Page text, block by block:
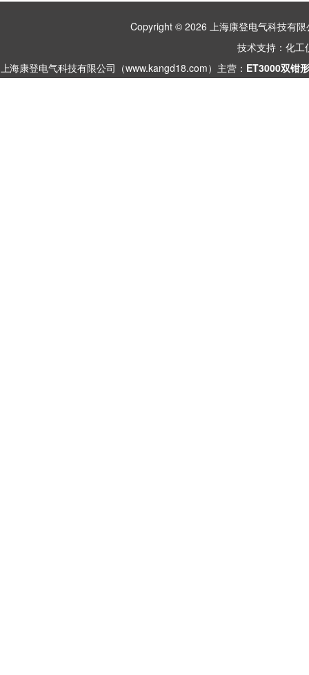
Copyright © 2026 上海康登电气科技有
技术支持： 化工
上海康登电气科技有限公司（www.kangd18.com）主营： ET3000双钳